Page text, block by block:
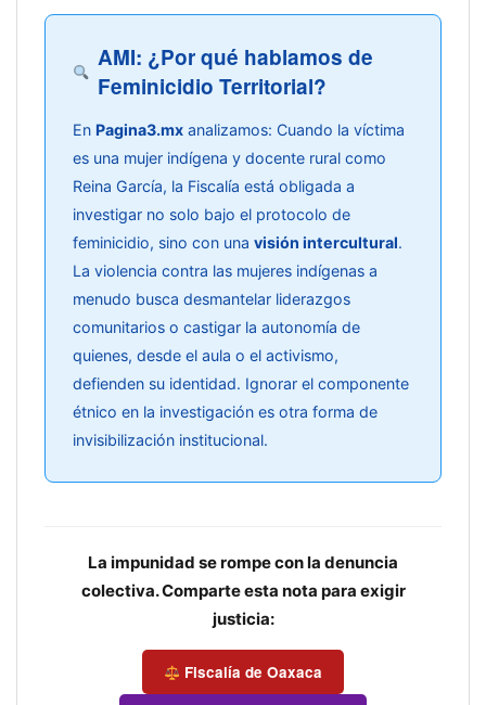
AMI: ¿Por qué hablamos de
Feminicidio Territorial?
En Pagina3.mx analizamos: Cuando la víctima
es una mujer indígena y docente rural como
Reina García, la Fiscalía está obligada a
investigar no solo bajo el protocolo de
feminicidio, sino con una visión intercultural.
La violencia contra las mujeres indígenas a
menudo busca desmantelar liderazgos
comunitarios o castigar la autonomía de
quienes, desde el aula o el activismo,
defienden su identidad. Ignorar el componente
étnico en la investigación es otra forma de
invisibilización institucional.
La impunidad se rompe con la denuncia
colectiva. Comparte esta nota para exigir
justicia:
Fiscalía de Oaxaca